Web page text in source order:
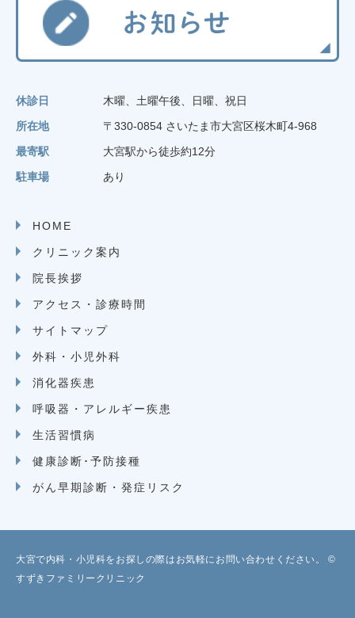
休診日
木曜、土曜午後、日曜、祝日
所在地
〒330-0854 さいたま市大宮区桜木町4-968
最寄駅
大宮駅から徒歩約12分
駐車場
あり
HOME
クリニック案内
院長挨拶
アクセス・診療時間
サイトマップ
外科・小児外科
消化器疾患
呼吸器・アレルギー疾患
生活習慣病
健康診断･予防接種
がん早期診断・発症リスク
大宮で内科・小児科をお探しの際はお気軽にお問い合わせください。 ©
すずきファミリークリニック